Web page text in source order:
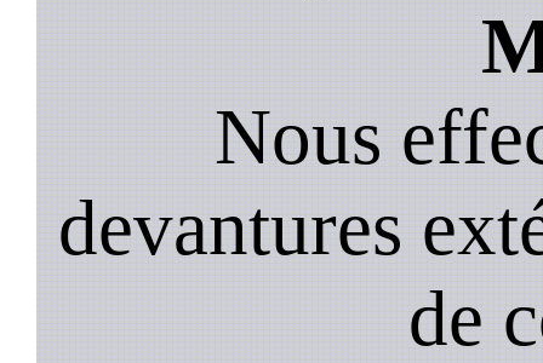
Nous
devantures
de